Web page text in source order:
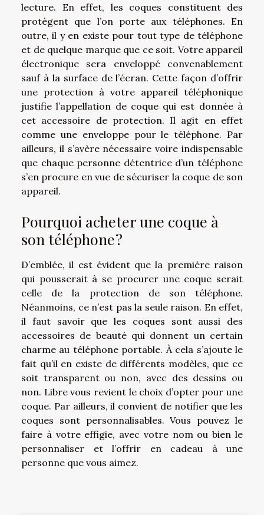
lecture. En effet, les coques constituent des
protègent que l’on porte aux téléphones. En
outre, il y en existe pour tout type de téléphone
et de quelque marque que ce soit. Votre appareil
électronique sera enveloppé convenablement
sauf à la surface de l’écran. Cette façon d’offrir
une protection à votre appareil téléphonique
justifie l’appellation de coque qui est donnée à
cet accessoire de protection. Il agit en effet
comme une enveloppe pour le téléphone. Par
ailleurs, il s’avère nécessaire voire indispensable
que chaque personne détentrice d’un téléphone
s’en procure en vue de sécuriser la coque de son
appareil.
Pourquoi acheter une coque à
son téléphone ?
D’emblée, il est évident que la première raison
qui pousserait à se procurer une coque serait
celle de la protection de son téléphone.
Néanmoins, ce n’est pas la seule raison. En effet,
il faut savoir que les coques sont aussi des
accessoires de beauté qui donnent un certain
charme au téléphone portable. À cela s’ajoute le
fait qu’il en existe de différents modèles, que ce
soit transparent ou non, avec des dessins ou
non. Libre vous revient le choix d’opter pour une
coque. Par ailleurs, il convient de notifier que les
coques sont personnalisables. Vous pouvez le
faire à votre effigie, avec votre nom ou bien le
personnaliser et l’offrir en cadeau à une
personne que vous aimez.